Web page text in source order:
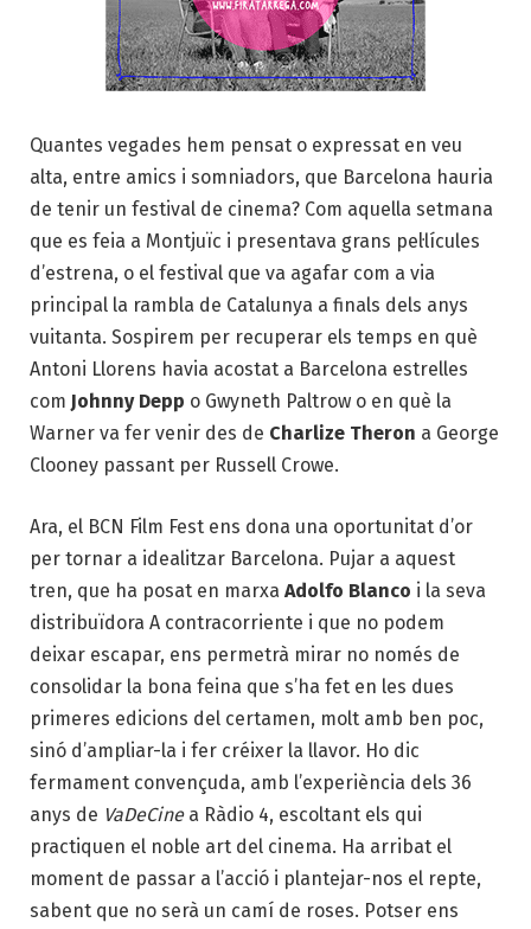
Quantes vegades hem pensat o expressat en veu
alta, entre amics i somniadors, que Barcelona hauria
de tenir un festival de cinema? Com aquella setmana
que es feia a Montjuïc i presentava grans pel·lícules
d’estrena, o el festival que va agafar com a via
principal la rambla de Catalunya a finals dels anys
vuitanta. Sospirem per recuperar els temps en què
Antoni Llorens havia acostat a Barcelona estrelles
com Johnny Depp o Gwyneth Paltrow o en què la
Warner va fer venir des de Charlize Theron a George
Clooney passant per Russell Crowe.
Ara, el BCN Film Fest ens dona una oportunitat d’or
per tornar a idealitzar Barcelona. Pujar a aquest
tren, que ha posat en marxa Adolfo Blanco i la seva
distribuïdora A contracorriente i que no podem
deixar escapar, ens permetrà mirar no només de
consolidar la bona feina que s’ha fet en les dues
primeres edicions del certamen, molt amb ben poc,
sinó d’ampliar-la i fer créixer la llavor. Ho dic
fermament convençuda, amb l’experiència dels 36
anys de VaDeCinea Ràdio 4, escoltant els qui
practiquen el noble art del cinema. Ha arribat el
moment de passar a l’acció i plantejar-nos el repte,
sabent que no serà un camí de roses. Potser ens